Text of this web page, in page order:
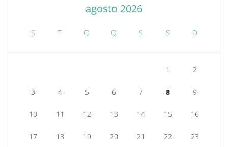
agosto 2026
S T Q Q S S D
1 2
3 4 5 6 7 8 9
10 11 12 13 14 15 16
17 18 19 20 21 22 23